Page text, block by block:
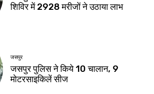
शिविर में 2928 मरीजों ने उठाया लाभ
जसपुर
जसपुर पुलिस ने किये 10 चालान, 9
मोटरसाइकिलें सीज